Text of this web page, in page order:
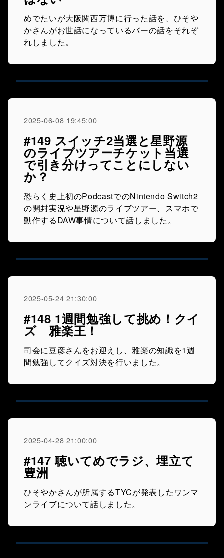
めでたいが大阪関西万博に行った話を、ひそや
かさんがお世話になっているバーの話をそれぞ
れしました。
2025-06-08 19:45:00
#149 スイッチ2当選と星野源
のライブツアーチケット当選
で引き分けってことにしない
か？
恐らく史上初のPodcastでのNintendo Switch2
の開封実況や星野源のライブツアー、スマホで
動作するDAW事情について話しました。
2025-05-24 21:30:00
#148 1週間勉強して挑め！クイ
ズ 雅楽王！
司会に豆彦さんをお迎えし、雅楽の知識を1週
間勉強してクイズ対決を行いました。
2025-04-28 21:00:00
#147 聴いてめでラジ、埋立て
豊洲
ひそやかさんが所属するTYCが発表したワンマ
ンライブについて話しました。